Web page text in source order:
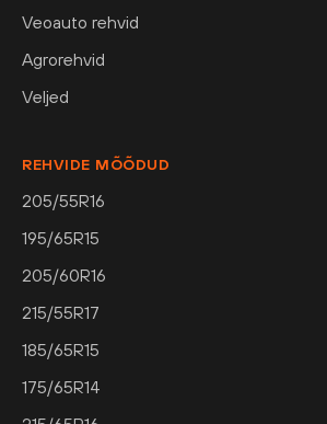
Veoauto rehvid
Agrorehvid
Veljed
REHVIDE MÕÕDUD
205/55R16
195/65R15
205/60R16
215/55R17
185/65R15
175/65R14